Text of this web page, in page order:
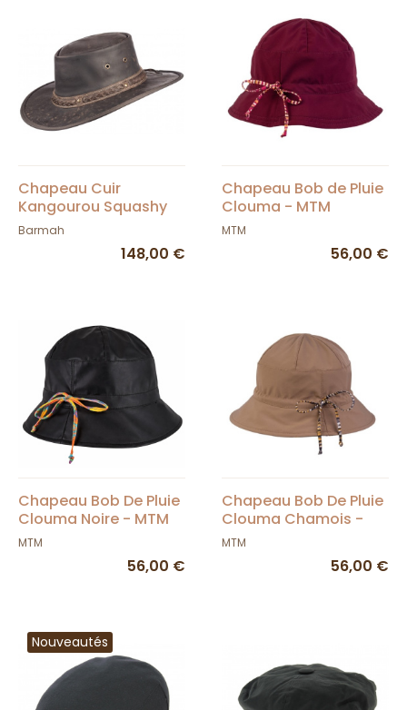
Chapeau Cuir
Kangourou Squashy
Marron Barmah
Barmah
148,00 €
Chapeau Bob de Pluie
Clouma - MTM
MTM
56,00 €
Chapeau Bob De Pluie
Clouma Noire - MTM
MTM
56,00 €
Chapeau Bob De Pluie
Clouma Chamois -
MTM
MTM
56,00 €
Nouveautés